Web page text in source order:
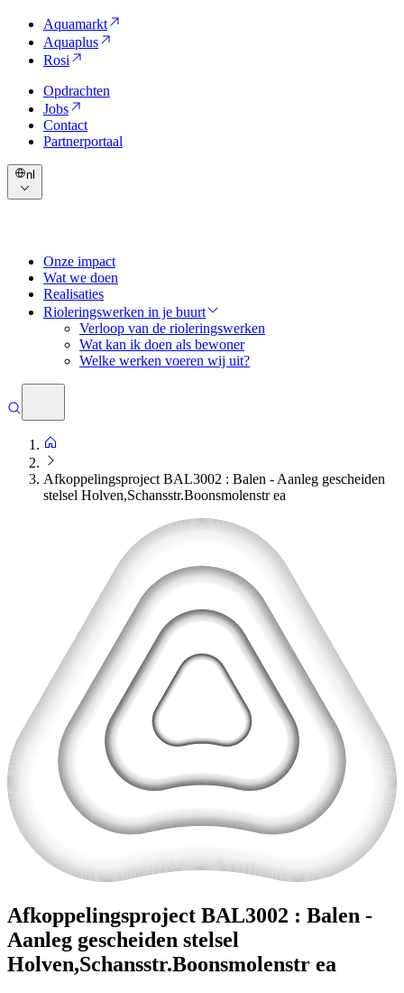
Aquamarkt
Aquaplus
Rosi
Opdrachten
Jobs
Contact
Partnerportaal
nl
Onze impact
Wat we doen
Realisaties
Rioleringswerken in je buurt
Verloop van de rioleringswerken
Wat kan ik doen als bewoner
Welke werken voeren wij uit?
Afkoppelingsproject BAL3002 : Balen - Aanleg gescheiden
stelsel Holven,Schansstr.Boonsmolenstr ea
Afkoppelingsproject BAL3002 : Balen -
Aanleg gescheiden stelsel
Holven,Schansstr.Boonsmolenstr ea